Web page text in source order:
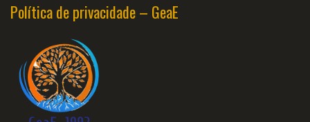
Política de privacidade – GeaE